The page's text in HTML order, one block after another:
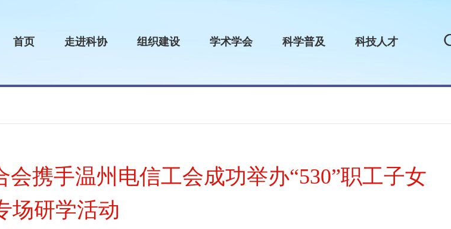
首页 走进科协 组织建设 学术学会 科学普及 科技人才
携手温州电信工会成功举办“530”职工子女
场研学活动